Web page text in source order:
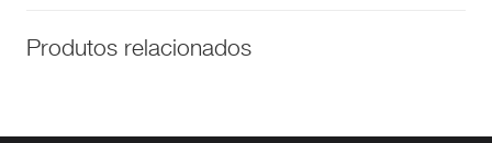
Produtos relacionados